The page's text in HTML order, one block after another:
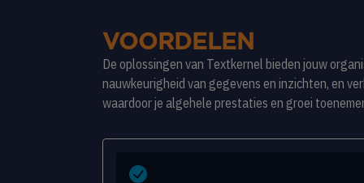
VOORDELEN
De oplossingen van Textkernel bieden jouw
nauwkeurigheid van gegevens en inzichten, en
waardoor je algehele prestaties en groei